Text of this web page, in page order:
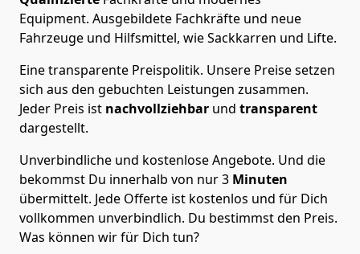
Equipment. Ausgebildete Fachkräfte und neue
Fahrzeuge und Hilfsmittel, wie Sackkarren und Lifte.
Eine transparente Preispolitik. Unsere Preise setzen
sich aus den gebuchten Leistungen zusammen.
Jeder Preis ist nachvollziehbar und transparent
dargestellt.
Unverbindliche und kostenlose Angebote. Und die
bekommst Du innerhalb von nur3 Minuten
übermittelt. Jede Offerte ist kostenlos und für Dich
vollkommen unverbindlich. Du bestimmst den Preis.
Was können wir für Dich tun?